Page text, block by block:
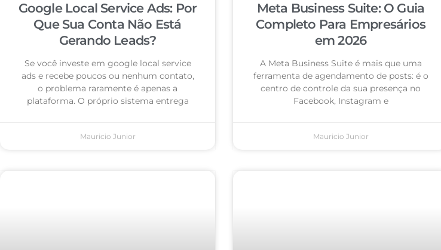
Google Local Service Ads: Por
Que Sua Conta Não Está
Gerando Leads?
Se você investe em google local service
ads e recebe poucos ou nenhum contato,
o problema raramente é apenas a
plataforma. O próprio sistema entrega
Mauricio Junior
Meta Business Suite: O Guia
Completo Para Empresários
em 2026
A Meta Business Suite é mais que uma
ferramenta de agendamento de posts: é o
centro de controle da sua presença no
Facebook, Instagram e
Mauricio Junior